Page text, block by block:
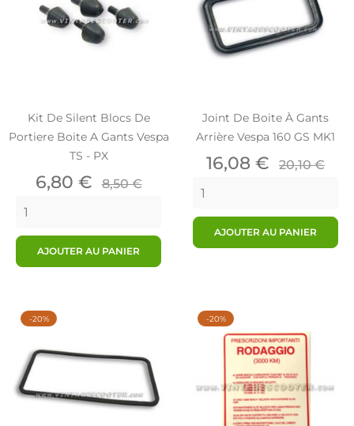
Kit De Silent Blocs De
Portiere Boite A Gants Vespa
TS - PX
Prix
6,80 € Prix
8,50 €
AJOUTER AU PANIER
Joint De Boite À Gants
Arrière Vespa 160 GS MK1
Prix
16,08 € Prix
20,10 €
AJOUTER AU PANIER
-20% -20%